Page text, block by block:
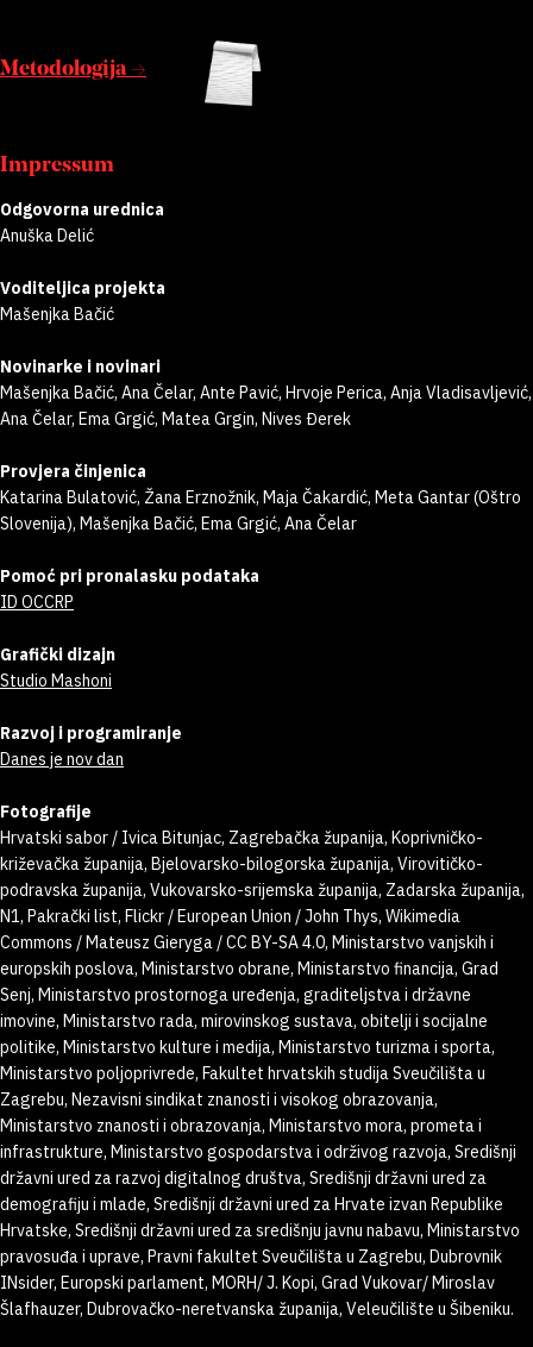
Metodologija →
Impressum
Odgovorna urednica
Anuška Delić
Voditeljica projekta
Mašenjka Bačić
Novinarke i novinari
Mašenjka Bačić, Ana Čelar, Ante Pavić, Hrvoje Perica, Anja Vladisavljević,
Ana Čelar, Ema Grgić, Matea Grgin, Nives Đerek
Provjera činjenica
Katarina Bulatović, Žana Erznožnik, Maja Čakardić, Meta Gantar (Oštro
Slovenija), Mašenjka Bačić, Ema Grgić, Ana Čelar
Pomoć pri pronalasku podataka
ID OCCRP
Grafički dizajn
Studio Mashoni
Razvoj i programiranje
Danes je nov dan
Fotografije
Hrvatski sabor / Ivica Bitunjac, Zagrebačka županija, Koprivničko-
križevačka županija, Bjelovarsko-bilogorska županija, Virovitičko-
podravska županija, Vukovarsko-srijemska županija, Zadarska županija,
N1, Pakrački list, Flickr / European Union / John Thys, Wikimedia
Commons / Mateusz Gieryga / CC BY-SA 4.0, Ministarstvo vanjskih i
europskih poslova, Ministarstvo obrane, Ministarstvo financija, Grad
Senj, Ministarstvo prostornoga uređenja, graditeljstva i državne
imovine, Ministarstvo rada, mirovinskog sustava, obitelji i socijalne
politike, Ministarstvo kulture i medija, Ministarstvo turizma i sporta,
Ministarstvo poljoprivrede, Fakultet hrvatskih studija Sveučilišta u
Zagrebu, Nezavisni sindikat znanosti i visokog obrazovanja,
Ministarstvo znanosti i obrazovanja, Ministarstvo mora, prometa i
infrastrukture, Ministarstvo gospodarstva i održivog razvoja, Središnji
državni ured za razvoj digitalnog društva, Središnji državni ured za
demografiju i mlade, Središnji državni ured za Hrvate izvan Republike
Hrvatske, Središnji državni ured za središnju javnu nabavu, Ministarstvo
pravosuđa i uprave, Pravni fakultet Sveučilišta u Zagrebu, Dubrovnik
INsider, Europski parlament, MORH/ J. Kopi, Grad Vukovar/ Miroslav
Šlafhauzer, Dubrovačko-neretvanska županija, Veleučilište u Šibeniku.